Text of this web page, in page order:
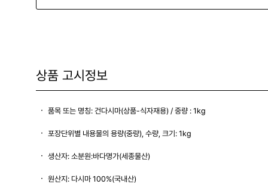
상품 고시정보
품목 또는 명칭: 건다시마(상품-식자재용) / 중량 : 1kg
포장단위별 내용물의 용량(중량), 수량, 크기: 1kg
생산자: 소분원:바다명가(세종물산)
원산지: 다시마 100%(국내산)